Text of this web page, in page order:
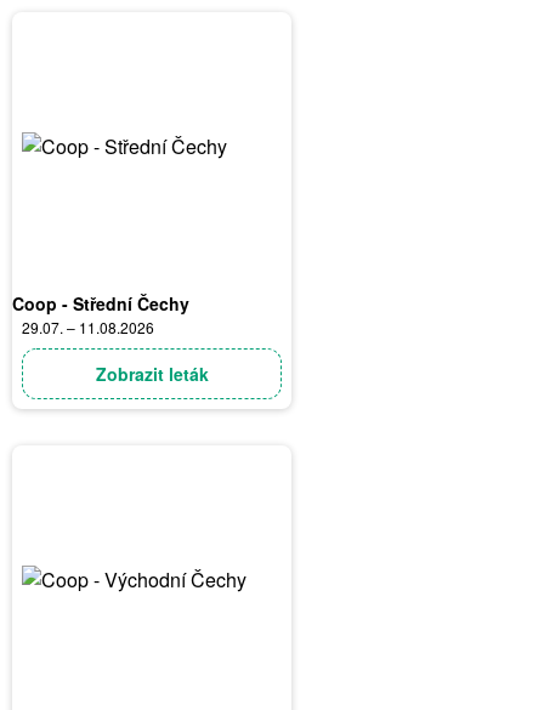
Coop - Střední Čechy
29.07. – 11.08.2026
Zobrazit leták